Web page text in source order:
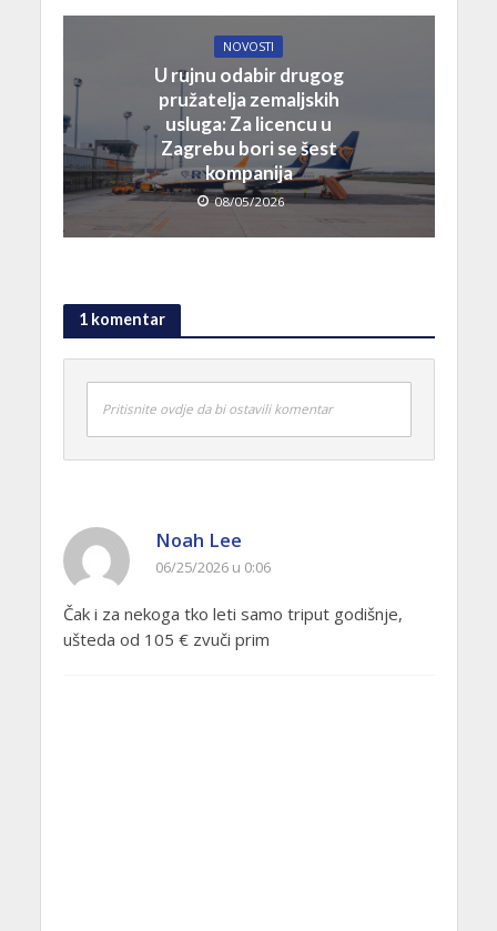
NOVOSTI
U rujnu odabir drugog
pružatelja zemaljskih
usluga: Za licencu u
Zagrebu bori se šest
kompanija
08/05/2026
1 komentar
Pritisnite ovdje da bi ostavili komentar
Noah Lee
06/25/2026 u 0:06
Čak i za nekoga tko leti samo triput godišnje,
ušteda od 105 € zvuči prim